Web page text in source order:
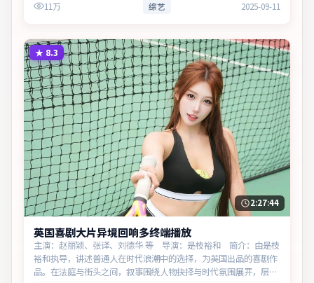
义。11万 综艺 2025-09-11
★ 8.3
2:27:44
英国喜剧大片异境回响多终端播放
主演：赵丽颖、张译、刘德华 等 导演：是枝裕和 简介：由是枝
裕和执导，讲述普通人在时代浪潮中的选择，为英国出品的喜剧作
品。在法庭与街头之间，叙事围绕人物抉择与时代氛围展开，层层